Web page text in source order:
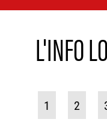
L'INFO
1 2